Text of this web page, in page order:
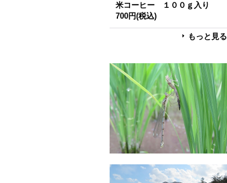
米コーヒー １００ｇ入り
700円(税込)
もっと見る